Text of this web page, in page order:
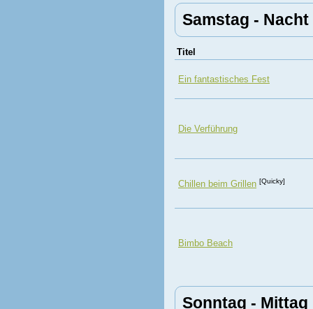
Samstag - Nacht
Titel
Ein fantastisches Fest
Die Verführung
Chillen beim Grillen [Quicky]
Bimbo Beach
Sonntag - Mittag